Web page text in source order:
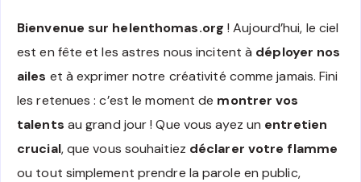
Bienvenue sur helenthomas.org ! Aujourd’hui, le ciel
est en fête et les astres nous incitent à déployer nos
ailes et à exprimer notre créativité comme jamais. Fini
les retenues : c’est le moment de montrer vos
talents au grand jour ! Que vous ayez un entretien
crucial, que vous souhaitiez déclarer votre flamme
ou tout simplement prendre la parole en public,